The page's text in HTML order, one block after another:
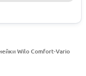
Wilo Comfort-Vario